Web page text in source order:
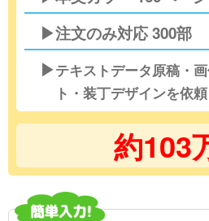
▶注文のみ対応 300部
▶テキストデータ原稿・
ト・装丁デザインを依
約103